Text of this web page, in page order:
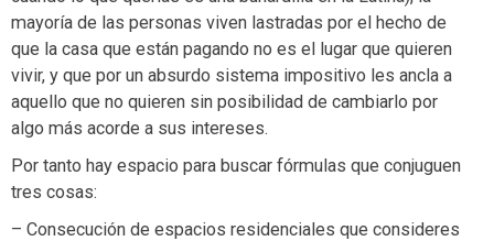
mayoría de las personas viven lastradas por el hecho de
que la casa que están pagando no es el lugar que quieren
vivir, y que por un absurdo sistema impositivo les ancla a
aquello que no quieren sin posibilidad de cambiarlo por
algo más acorde a sus intereses.
Por tanto hay espacio para buscar fórmulas que conjuguen
tres cosas:
– Consecución de espacios residenciales que consideres